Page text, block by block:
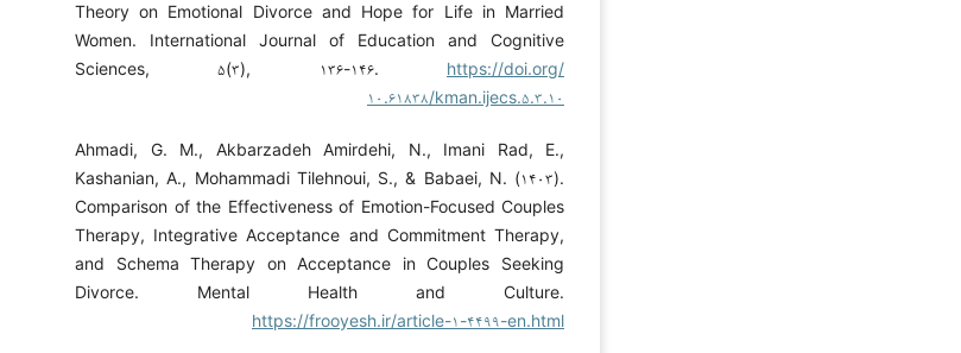
Theory on Emotional Divorce and Hope for Life in Married
Women. International Journal of Education and Cognitive
Sciences, ۵(۳), ۱۳۶-۱۴۶. https://doi.org/
۱۰.۶۱۸۳۸/kman.ijecs.۵.۳.۱۰
Ahmadi, G. M., Akbarzadeh Amirdehi, N., Imani Rad, E.,
Kashanian, A., Mohammadi Tilehnoui, S., & Babaei, N. (۱۴۰۳).
Comparison of the Effectiveness of Emotion-Focused Couples
Therapy, Integrative Acceptance and Commitment Therapy,
and Schema Therapy on Acceptance in Couples Seeking
Divorce. Mental Health and Culture.
https://frooyesh.ir/article-۱-۴۴۹۹-en.html